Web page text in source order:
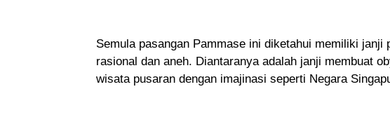
Semula pasangan Pammase ini diketahui memiliki
rasional dan aneh. Diantaranya adalah janji membuat
wisata pusaran dengan imajinasi seperti Negara